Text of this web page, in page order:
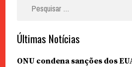
Últimas Notícias
ONU condena sanções dos